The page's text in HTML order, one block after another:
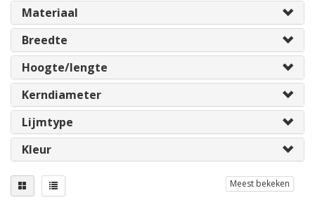
Materiaal
Breedte
Hoogte/lengte
Kerndiameter
Lijmtype
Kleur
Meest bekeken